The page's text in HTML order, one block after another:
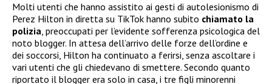
Molti utenti che hanno assistito ai gesti di autolesionismo di
Perez Hilton in diretta su TikTok hanno subito chiamato la
polizia, preoccupati per l’evidente sofferenza psicologica del
noto blogger. In attesa dell’arrivo delle forze dell’ordine e
dei soccorsi, Hilton ha continuato a ferirsi, senza ascoltare i
vari utenti che gli chiedevano di smettere. Secondo quanto
riportato il blogger era solo in casa, i tre figli minorenni